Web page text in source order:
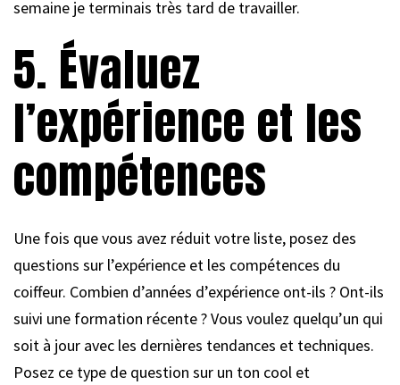
semaine je terminais très tard de travailler.
5. Évaluez
l’expérience et les
compétences
Une fois que vous avez réduit votre liste, posez des
questions sur l’expérience et les compétences du
coiffeur. Combien d’années d’expérience ont-ils ? Ont-ils
suivi une formation récente ? Vous voulez quelqu’un qui
soit à jour avec les dernières tendances et techniques.
Posez ce type de question sur un ton cool et